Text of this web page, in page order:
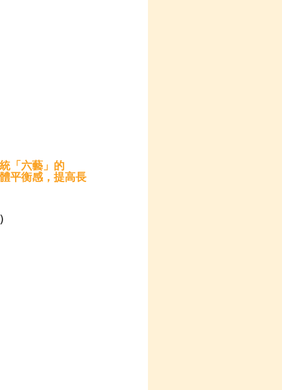
「六藝」的
平衡感，提高長